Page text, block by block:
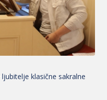
klasične sakralne